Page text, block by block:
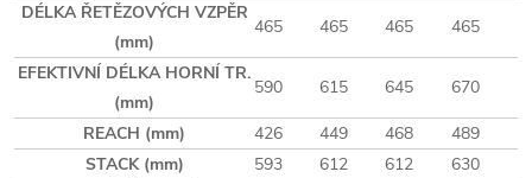
DÉLKA ŘETĚZOVÝCH VZPĚR
(mm)
465 465 465 465
EFEKTIVNÍ DÉLKA HORNÍ TR.
(mm)
590 615 645 670
REACH (mm) 426 449 468
489
STACK (mm)
593 612 612
630